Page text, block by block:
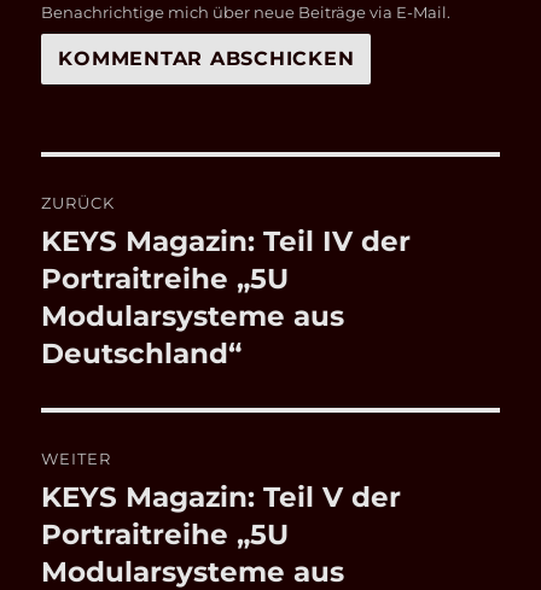
Benachrichtige mich über neue Beiträge via E-Mail.
ZURÜCK
Vorheriger
Beitrag:
KEYS Magazin: Teil IV der
Portraitreihe „5U
Modularsysteme aus
Deutschland“
WEITER
Nächster
Beitrag:
KEYS Magazin: Teil V der
Portraitreihe „5U
Modularsysteme aus